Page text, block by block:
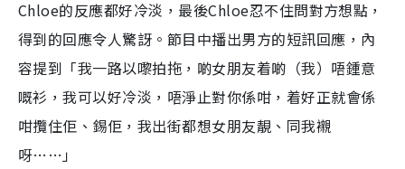
Chloe的反應都好冷淡，最後Chloe忍不住問對方想點，
得到的回應令人驚訝。節目中播出男方的短訊回應，內
容提到「我一路以嚟拍拖，啲女朋友着啲（我）唔鍾意
嘅衫，我可以好冷淡，唔淨止對你係咁，着好正就會係
咁攬住佢、錫佢，我出街都想女朋友靚、同我襯
呀……」